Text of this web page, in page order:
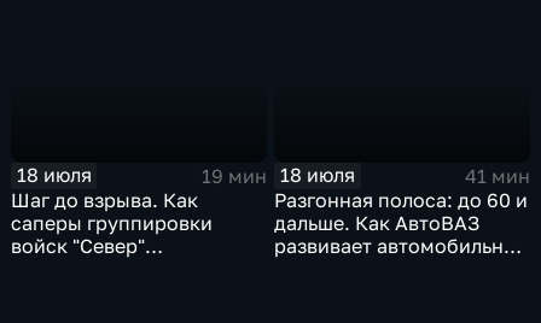
18 июля
19 мин
Шаг до взрыва. Как
саперы группировки
войск "Север"
18 июля
41 мин
Разгонная полоса: до 60 и
дальше. Как АвтоВАЗ
развивает автомобильную